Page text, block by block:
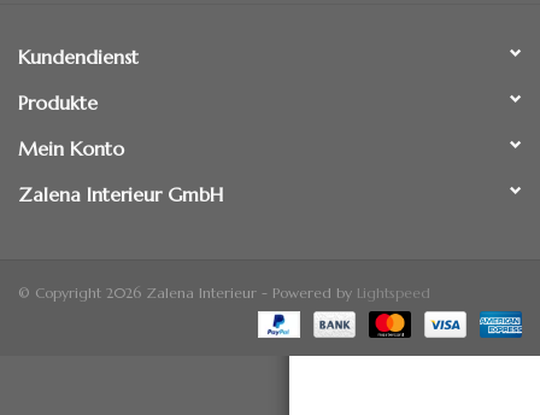
Kundendienst
Produkte
Mein Konto
Zalena Interieur GmbH
© Copyright 2026 Zalena Interieur - Powered by Lightspeed